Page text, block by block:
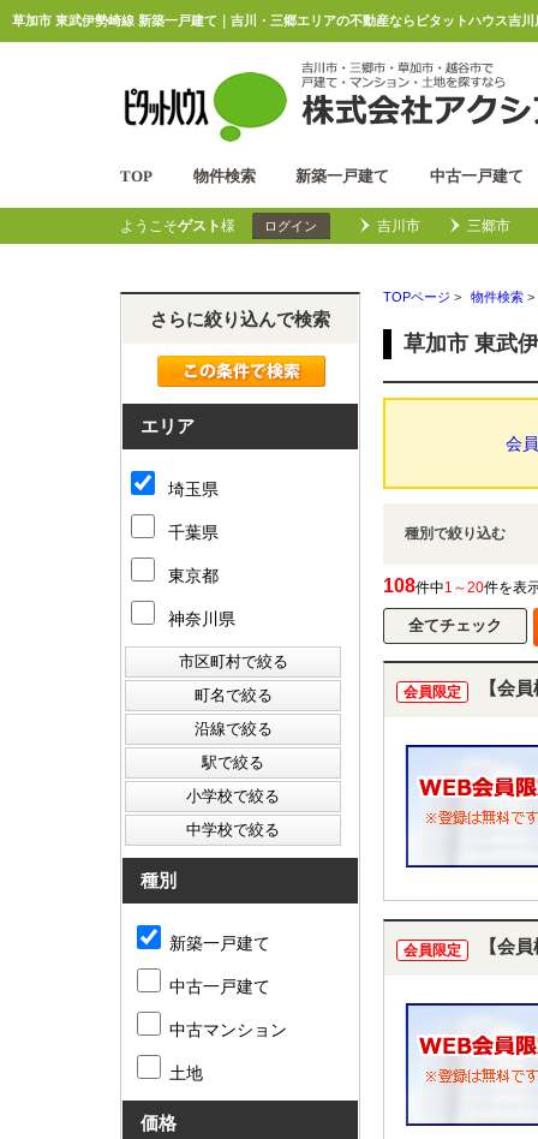
草加市 東武伊勢崎線 新築一戸建て｜吉川・三郷エリアの不動産ならピタットハウス吉
TOP 物件検索 新築一戸建て 中古一戸建て
ようこそゲスト様 ログイン 吉川市 三郷市
TOPページ > 物件検索 >
草加市 東武
会
種別で絞り込む
108件中1～20件を表
会員限定 【会
会員限定 【会
さらに絞り込んで検索
エリア
埼玉県
千葉県
東京都
神奈川県
種別
新築一戸建て
中古一戸建て
中古マンション
土地
価格